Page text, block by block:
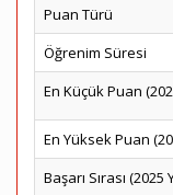
Puan Türü
Öğrenim Süresi
En Küçük Puan
En Yüksek Puan
Başarı Sırası (2025